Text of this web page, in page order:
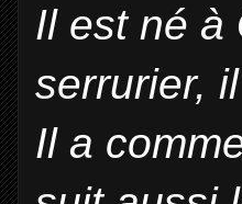
Il est né à
serrurier,
Il a